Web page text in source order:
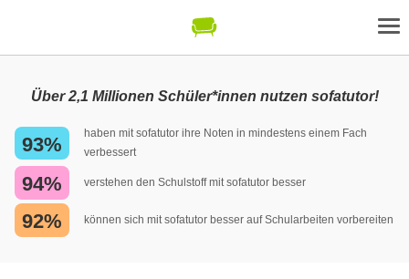
Über 2,1 Millionen Schüler*innen nutzen sofatutor!
93%
haben mit sofatutor ihre Noten in mindestens einem Fach
verbessert
94% verstehen den Schulstoff mit sofatutor besser
92% können sich mit sofatutor besser auf Schularbeiten vorbereiten